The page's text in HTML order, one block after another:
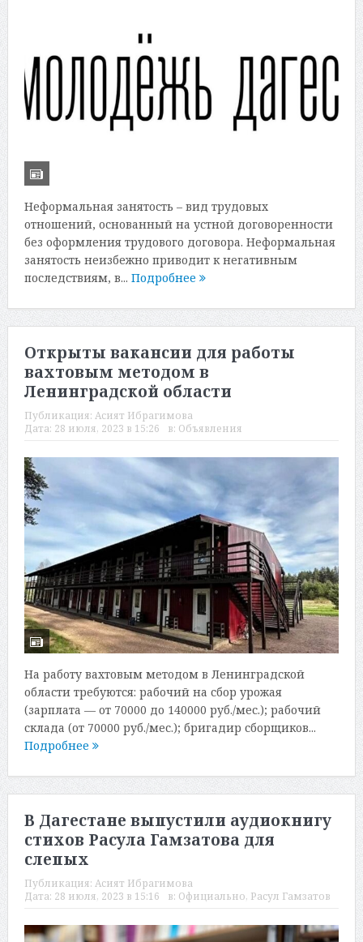
Неформальная занятость – вид трудовых
отношений, основанный на устной договоренности
без оформления трудового договора. Неформальная
занятость неизбежно приводит к негативным
последствиям, в... Подробнее
Открыты вакансии для работы
вахтовым методом в
Ленинградской области
Публикация: Асият Ибрагимова
Дата: 28 июля, 2023 в 15:26 в: Объявления
На работу вахтовым методом в Ленинградской
области требуются: рабочий на сбор урожая
(зарплата — от 70000 до 140000 руб./мес.); рабочий
склада (от 70000 руб./мес.); бригадир сборщиков...
Подробнее
В Дагестане выпустили аудиокнигу
стихов Расула Гамзатова для
слепых
Публикация: Асият Ибрагимова
Дата: 28 июля, 2023 в 15:16 в: Официально, Расул Гамзатов